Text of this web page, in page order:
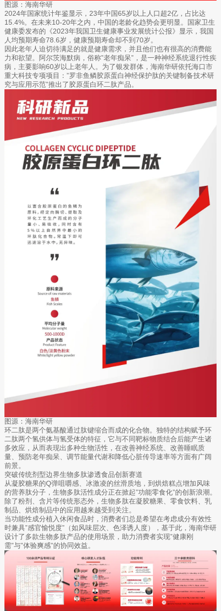
图源：海南华研
2024年国家统计年鉴显示，23年中国65岁以上人口超2亿，占比达
15.4%。在未来10-20年之内，中国的老龄化趋势会更明显。国家卫生
健康委发布的《2023年我国卫生健康事业发展统计公报》显示，我国
人均预期寿命78.6岁，健康预期寿命却不到70岁。
因此老年人迫切待满足的就是健康需求，并且他们也有很高的消费能
力和欲望。阿尔茨海默病，俗称”老年痴呆”，是一种神经系统退行性疾
病，主要影响60岁以上老年人。为了银发群体，海南华研依托海口市
重大科技专项项目：”罗非鱼鳞胶原蛋白神经保护肽的关键制备技术研
究与应用示范”推出了胶原蛋白环二肽产品。
图源：海南华研
环二肽是两个氨基酸通过肽键缩合而成的化合物。独特的结构赋予环
二肽两个氢供体与氢受体的特征，它与不同靶标物质结合后能产生诸
多效应，从而表现出多种生物活性，在改善神经系统、改善睡眠质
量、预防老年痴呆、调节能量代谢和降低心脏传导速率等方面有广阔
前景。
突破传统剂型边界生物多肽渗透食品创新赛道
从凝胶糖果的Q弹咀嚼感、冰激凌的丝滑质地，到烘焙糕点增加风味
的营养肽分子，生物多肽活性成分正在掀起”功能零食化”的创新浪潮。
除了粉剂、含片等传统形态外，生物多肽在凝胶糖果、零食饮料、乳
制品、烘焙制品中的应用越来越受到关注。
当功能性成分植入休闲食品时，消费者们总是希望在考虑成分有效性
时兼具”感官愉悦度”（如风味层次、色泽诱人度），基于此，海南华研
设计了多款生物多肽产品的使用场景，助力消费者实现”健康刚
需”与”体验爽感”的协同效益。